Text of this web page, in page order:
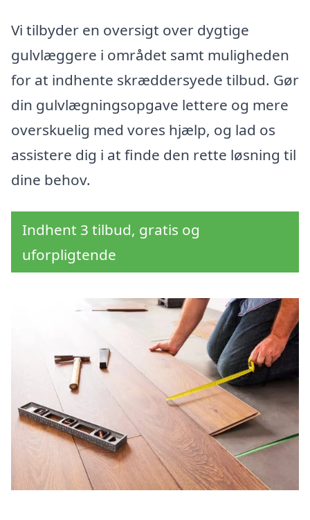
Vi tilbyder en oversigt over dygtige
gulvlæggere i området samt muligheden
for at indhente skræddersyede tilbud. Gør
din gulvlægningsopgave lettere og mere
overskuelig med vores hjælp, og lad os
assistere dig i at finde den rette løsning til
dine behov.
Indhent 3 tilbud, gratis og
uforpligtende